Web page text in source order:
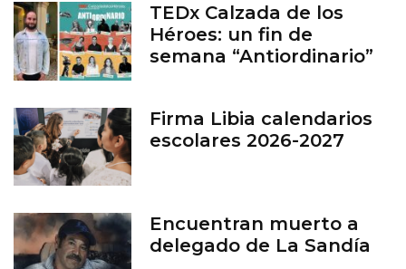
TEDx Calzada de los
Héroes: un fin de
semana “Antiordinario”
Firma Libia calendarios
escolares 2026-2027
Encuentran muerto a
delegado de La Sandía